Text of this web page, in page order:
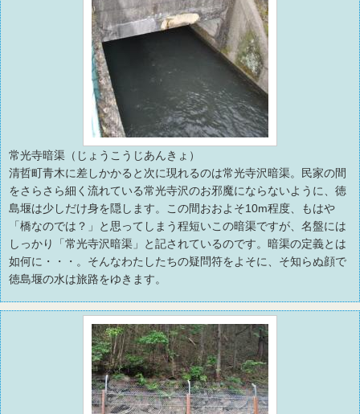
常光寺暗渠（じょうこうじあんきょ）
清哲町青木に差しかかると次に現れるのは常光寺沢暗渠。民家の間
をさらさら細く流れている常光寺沢のお邪魔にならないように、徳
島堰は少しだけ身を隠します。この間おおよそ10m程度、もはや
「橋なのでは？」と思ってしまう程短いこの暗渠ですが、名盤には
しっかり「常光寺沢暗渠」と記されているのです。暗渠の定義とは
如何に・・・。そんなわたしたちの疑問符をよそに、そ知らぬ顔で
徳島堰の水は旅路をゆきます。